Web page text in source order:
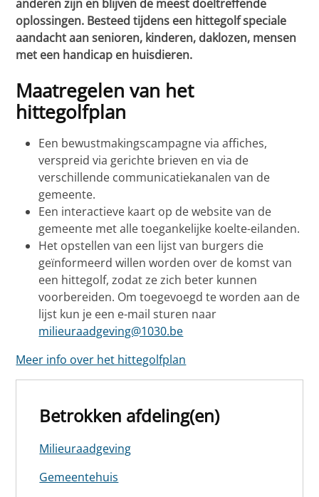
anderen zijn en blijven de meest doeltreffende
oplossingen. Besteed tijdens een hittegolf speciale
aandacht aan senioren, kinderen, daklozen, mensen
met een handicap en huisdieren.
Maatregelen van het
hittegolfplan
Een bewustmakingscampagne via affiches,
verspreid via gerichte brieven en via de
verschillende communicatiekanalen van de
gemeente.
Een interactieve kaart op de website van de
gemeente met alle toegankelijke koelte-eilanden.
Het opstellen van een lijst van burgers die
geïnformeerd willen worden over de komst van
een hittegolf, zodat ze zich beter kunnen
voorbereiden. Om toegevoegd te worden aan de
lijst kun je een e-mail sturen naar
milieuraadgeving@1030.be
Meer info over het hittegolfplan
Betrokken afdeling(en)
Milieuraadgeving
Gemeentehuis